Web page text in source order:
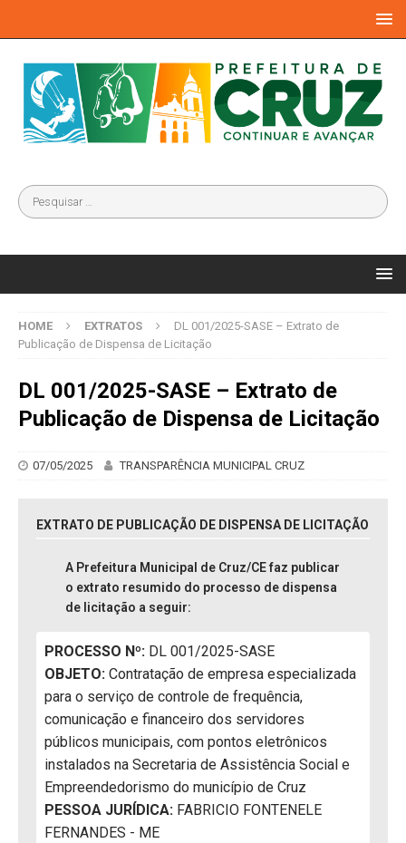
HOME EXTRATOS
DL 001/2025-SASE – Extrato de
Publicação de Dispensa de Licitação
DL 001/2025-SASE – Extrato de
Publicação de Dispensa de Licitação
07/05/2025 TRANSPARÊNCIA MUNICIPAL CRUZ
EXTRATO DE PUBLICAÇÃO DE DISPENSA DE LICITAÇÃO
A Prefeitura Municipal de Cruz/CE faz publicar
o extrato resumido do processo de dispensa
de licitação a seguir:
PROCESSO Nº: DL 001/2025-SASE
OBJETO: Contratação de empresa especializada
para o serviço de controle de frequência,
comunicação e financeiro dos servidores
públicos municipais, com pontos eletrônicos
instalados na Secretaria de Assistência Social e
Empreendedorismo do município de Cruz
PESSOA JURÍDICA: FABRICIO FONTENELE
FERNANDES - ME